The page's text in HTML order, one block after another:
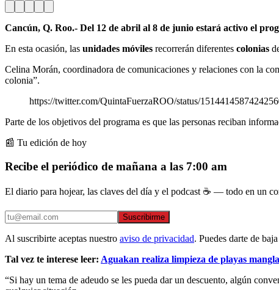
Cancún, Q. Roo.- Del 12 de abril al 8 de junio estará activo el
En esta ocasión, las unidades móviles recorrerán diferentes colonias
Celina Morán, coordinadora de comunicaciones y relaciones con la
colonia”.
https://twitter.com/QuintaFuerzaROO/status/
Parte de los objetivos del programa es que las personas reciban
📰 Tu edición de hoy
Recibe el periódico de mañana a las 7:00 am
El diario para hojear, las claves del día y el podcast ☕ — todo en un
Suscribirme
Al suscribirte aceptas nuestro aviso de privacidad. Puedes darte de
Tal vez te interese leer: Aguakan realiza limpieza de playas
“Si hay un tema de adeudo se les pueda dar un descuento, algún